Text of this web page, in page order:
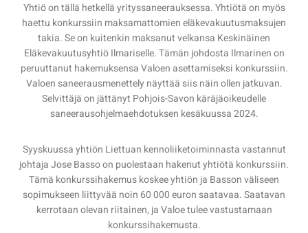
Yhtiö on tällä hetkellä yrityssaneerauksessa. Yhtiötä on myös
haettu konkurssiin maksamattomien eläkevakuutusmaksujen
takia. Se on kuitenkin maksanut velkansa Keskinäinen
Eläkevakuutusyhtiö Ilmariselle. Tämän johdosta Ilmarinen on
peruuttanut hakemuksensa Valoen asettamiseksi konkurssiin.
Valoen saneerausmenettely näyttää siis näin ollen jatkuvan.
Selvittäjä on jättänyt Pohjois-Savon käräjäoikeudelle
saneerausohjelmaehdotuksen kesäkuussa 2024.
Syyskuussa yhtiön Liettuan kennoliiketoiminnasta vastannut
johtaja Jose Basso on puolestaan hakenut yhtiötä konkurssiin.
Tämä konkurssihakemus koskee yhtiön ja Basson väliseen
sopimukseen liittyvää noin 60 000 euron saatavaa. Saatavan
kerrotaan olevan riitainen, ja Valoe tulee vastustamaan
konkurssihakemusta.